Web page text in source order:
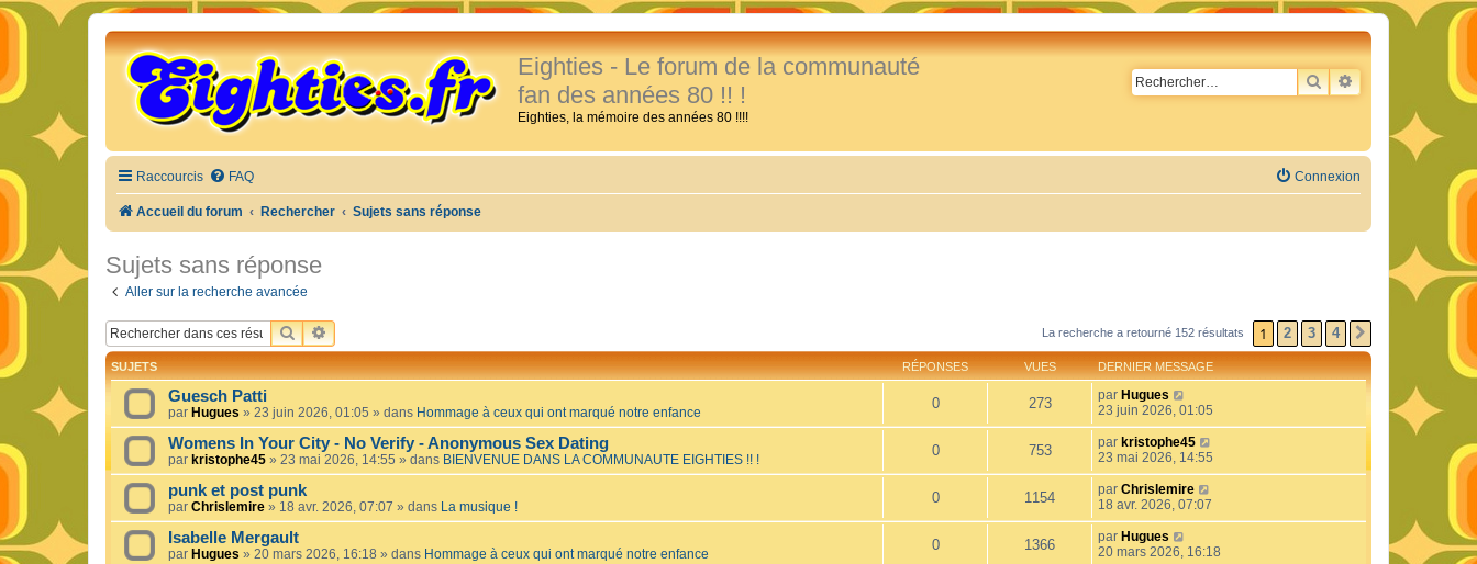
Eighties - Le forum de la communauté
fan des années 80 !! !
Eighties, la mémoire des années 80 !!!!
RECHERCHER
RECHERCHE
Raccourcis FAQ Connexion
Accueil du forum Rechercher Sujets sans réponse
Sujets sans réponse
Aller sur la recherche avancée
RECHERCHER
RECHERCHE AVANCÉE La recherche a retourné 152 résultats 1 2 3 4
SUJETS RÉPONSES VUES DERNIER MESSAGE
Guesch Patti
par Hugues » 23 juin 2026, 01:05 » dans Hommage à ceux qui ont marqué notre enfance
0 273 par Hugues
23 juin 2026, 01:05
Womens In Your City - No Verify - Anonymous Sex Dating
par kristophe45 » 23 mai 2026, 14:55 » dans BIENVENUE DANS LA COMMUNAUTE EIGHTIES !! !
0 753 par kristophe45
23 mai 2026, 14:55
punk et post punk
par Chrislemire » 18 avr. 2026, 07:07 » dans La musique !
0 1154 par Chrislemire
18 avr. 2026, 07:07
Isabelle Mergault
par Hugues » 20 mars 2026, 16:18 » dans Hommage à ceux qui ont marqué notre enfance
0 1366 par Hugues
20 mars 2026, 16:18